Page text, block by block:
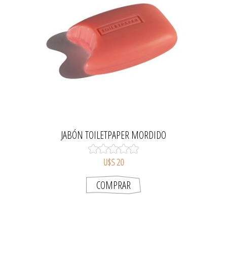
JABÓN TOILETPAPER MORDIDO
U$S 20